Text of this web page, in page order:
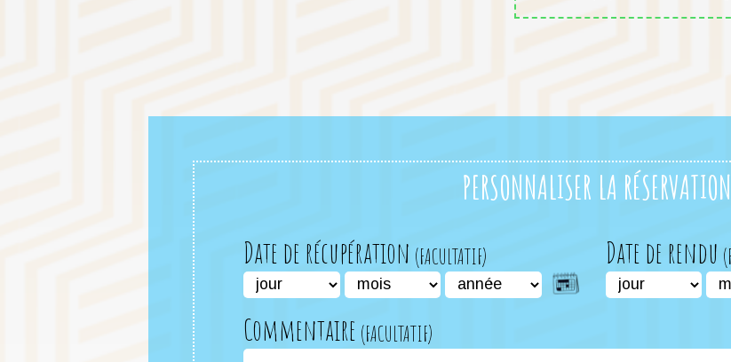
PERSONNALISER LA RÉSERVATION
Date de récupération Date de rendu
Commentaire